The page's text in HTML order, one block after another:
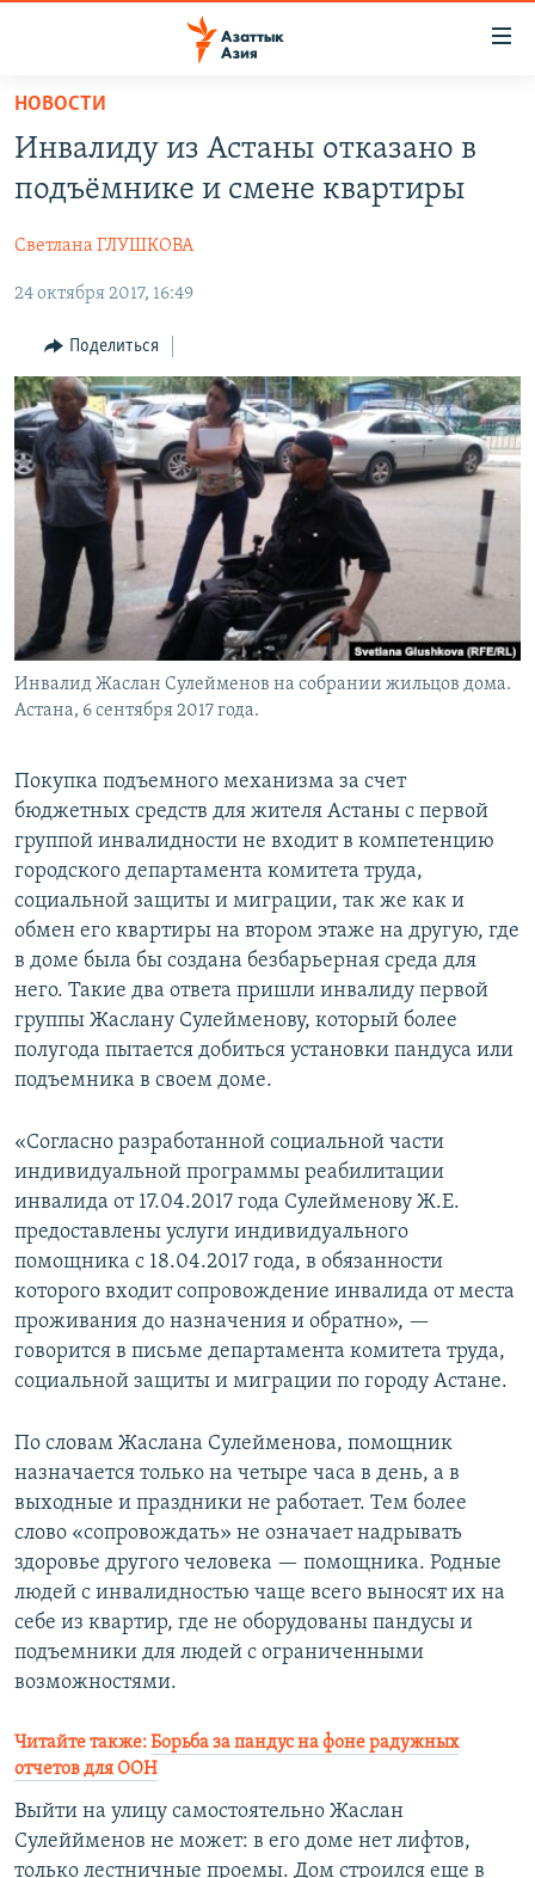
Вернуться
основному
содержанию
навигации
Вернутся
поиску
УЗБЕКИСТАН
ТАДЖИКИСТАН
НА ДРУГИХ ЯЗЫКАХ
ҚАЗАҚША
КЫРГЫЗЧА
ЎЗБЕКЧА
ТОҶИКӢ
TÜRKMENÇE
Все сайты РСЕ/РС
НОВОСТИ
Инвалиду из Астаны отказано в
подъёмнике и смене квартиры
Светлана ГЛУШКОВА
24 октября 2017, 16:49
Поделиться
Инвалид Жаслан Сулейменов на собрании жильцов дома.
Астана, 6 сентября 2017 года.
Покупка подъемного механизма за счет
бюджетных средств для жителя Астаны с первой
группой инвалидности не входит в компетенцию
городского департамента комитета труда,
социальной защиты и миграции, так же как и
обмен его квартиры на втором этаже на другую, где
в доме была бы создана безбарьерная среда для
него. Такие два ответа пришли инвалиду первой
группы Жаслану Сулейменову, который более
полугода пытается добиться установки пандуса или
подъемника в своем доме.
«Согласно разработанной социальной части
индивидуальной программы реабилитации
инвалида от 17.04.2017 года Сулейменову Ж.Е.
предоставлены услуги индивидуального
помощника с 18.04.2017 года, в обязанности
которого входит сопровождение инвалида от места
проживания до назначения и обратно», —
говорится в письме департамента комитета труда,
социальной защиты и миграции по городу Астане.
По словам Жаслана Сулейменова, помощник
назначается только на четыре часа в день, а в
выходные и праздники не работает. Тем более
слово «сопровождать» не означает надрывать
здоровье другого человека — помощника. Родные
людей с инвалидностью чаще всего выносят их на
себе из квартир, где не оборудованы пандусы и
подъемники для людей с ограниченными
возможностями.
Читайте также:Борьба за пандус на фоне радужных
отчетов для ООН
Выйти на улицу самостоятельно Жаслан
Сулеййменов не может: в его доме нет лифтов,
только лестничные проемы. Дом строился еще в